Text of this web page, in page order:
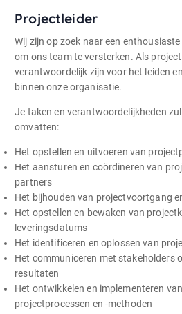
Projectleider
Wij zijn op zoek naar een
om ons team te versterken. Als
verantwoordelijk zijn voor het leiden
binnen onze organisatie.
Je taken en verantwoordelijkheden
omvatten:
Het opstellen en uitvoeren van
Het aansturen en coördineren van
partners
Het bijhouden van projectvoortgang
Het opstellen en bewaken van
leveringsdatums
Het identificeren en oplossen van
Het communiceren met stakeholders
resultaten
Het ontwikkelen en implementeren
projectprocessen en -methoden